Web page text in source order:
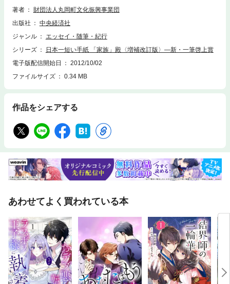
著者
財団法人丸岡町文化振興事業団
出版社
中央経済社
ジャンル
エッセイ・随筆・紀行
シリーズ
日本一短い手紙 「家族」殿〈増補改訂版〉―新・一筆啓上賞
電子版配信開始日
2012/10/02
ファイルサイズ
0.34 MB
作品をシェアする
あわせてよく買われている本